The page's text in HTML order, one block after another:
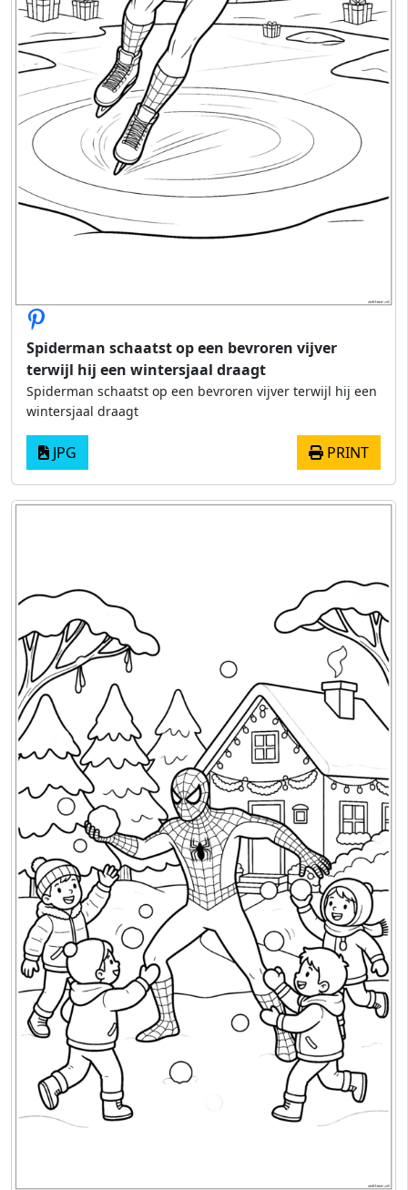
Spiderman schaatst op een bevroren vijver
terwijl hij een wintersjaal draagt
Spiderman schaatst op een bevroren vijver terwijl hij een
wintersjaal draagt
JPG PRINT